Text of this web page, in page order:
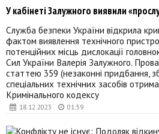
18.12.2023 01:59
У кабінеті Залужного виявили
Служба безпеки України відкрила
фактом виявлення технічного
потенційних місць дислокації
Сил України Валерія Залужного.
статтею 359 (незаконні придбання,
спеціальних технічних засобів
Кримінального кодексу